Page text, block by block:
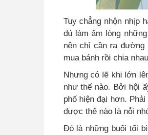
Tuy chẳng nhộn nhịp
đủ làm ấm lòng
nên chỉ cần ra
mua bánh rồi chia
Nhưng có lẽ khi lớn
như thế nào. Bởi hội
phố hiện đại hơn.
được thế nào là nỗi
Đó là những buổi tối